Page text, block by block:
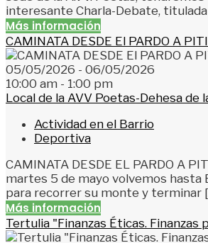
interesante Charla-Debate, titulada
Más información
CAMINATA DESDE El PARDO A
05/05/2026 - 06/05/2026
10:00 am - 1:00 pm
Local de la AVV Poetas-Dehesa de
Actividad en el Barrio
Deportiva
CAMINATA DESDE EL PARDO A
martes 5 de mayo volvemos hasta
para recorrer su monte y terminar
Más información
Tertulia "Finanzas Éticas. Finanzas